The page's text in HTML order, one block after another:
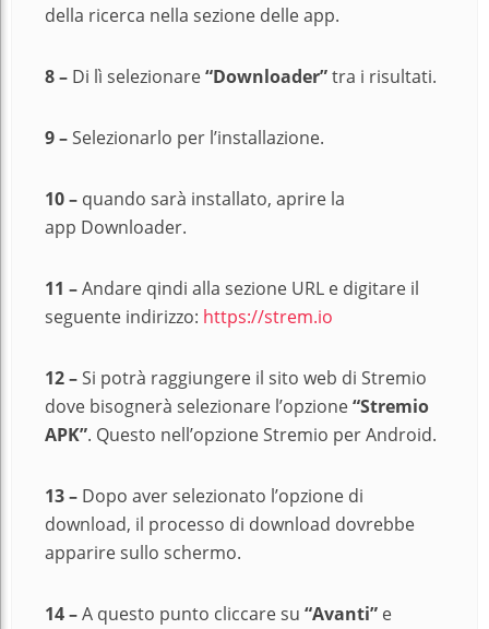
della ricerca nella sezione delle app.
8 – Di lì selezionare“Downloader”tra i risultati.
9 –Selezionarlo per l’installazione.
10 – quando sarà installato, aprire la
app Downloader.
11 –Andare qindi alla sezione URL e digitare il
seguente indirizzo: https://strem.io
12 –Si potrà raggiungere il sito web di Stremio
dove bisognerà selezionare l’opzione“Stremio
APK”. Questo nell’opzione Stremio per Android.
13 – Dopo aver selezionato l’opzione di
download, il processo di download dovrebbe
apparire sullo schermo.
14 –A questo punto cliccare su “Avanti” e